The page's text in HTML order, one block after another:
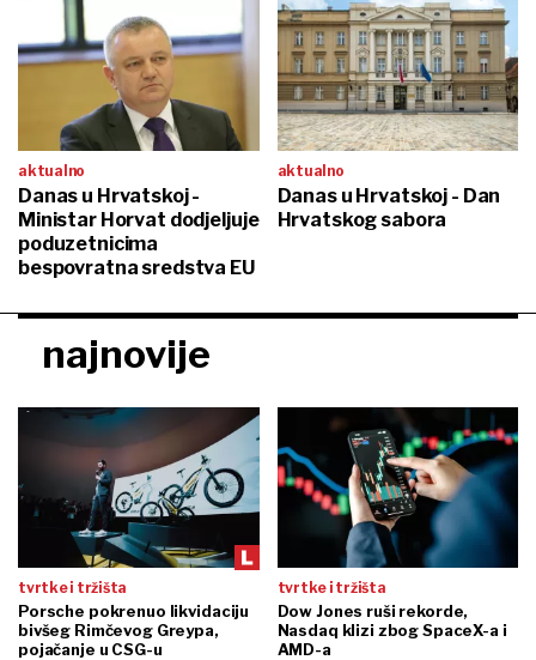
aktualno
Danas u Hrvatskoj -
Ministar Horvat dodjeljuje
poduzetnicima
bespovratna sredstva EU
aktualno
Danas u Hrvatskoj - Dan
Hrvatskog sabora
najnovije
tvrtke i tržišta
Porsche pokrenuo likvidaciju
bivšeg Rimčevog Greypa,
pojačanje u CSG-u
tvrtke i tržišta
Dow Jones ruši rekorde,
Nasdaq klizi zbog SpaceX-a i
AMD-a